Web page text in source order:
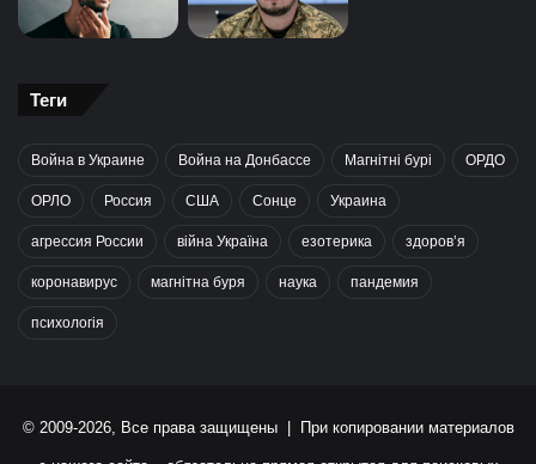
Теги
Война в Украине Война на Донбассе Магнітні бурі ОРДО
ОРЛО Россия США Сонце Украина
агрессия России війна Україна езотерика здоров’я
коронавирус магнітна буря наука пандемия
психологія
© 2009-2026, Все права защищены | При копировании материалов